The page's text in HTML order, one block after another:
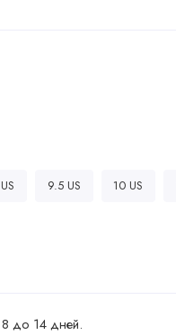
8 до 14 дней.
9.5 US 10 US